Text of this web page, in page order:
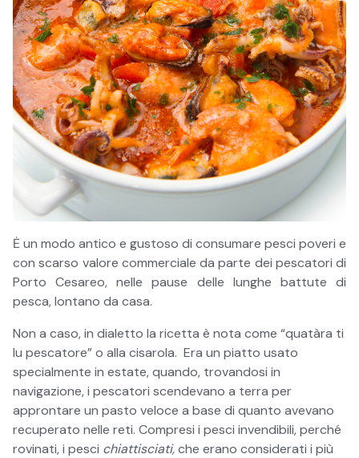
Ė un modo antico e gustoso di consumare pesci poveri e
con scarso valore commerciale da parte dei pescatori di
Porto Cesareo, nelle pause delle lunghe battute di
pesca, lontano da casa.
Non a caso, in dialetto la ricetta è nota come “quatàra ti
lu pescatore” o alla cisarola. Era un piatto usato
specialmente in estate, quando, trovandosi in
navigazione, i pescatori scendevano a terra per
approntare un pasto veloce a base di quanto avevano
recuperato nelle reti. Compresi i pesci invendibili, perché
rovinati, i pesci chiattisciati,che erano considerati i più